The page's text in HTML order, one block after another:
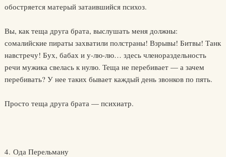
обостряется матерый затаившийся психоз.
Вы, как теща друга брата, выслушать меня должны:
сомалийские пираты захватили полстраны! Взрывы! Битвы! Танк
навстречу! Бух, бабах и у-лю-лю… здесь членораздельность
речи мужика свелась к нулю. Теща не перебивает — а зачем
перебивать? У нее таких бывает каждый день звонков по пять.
Просто теща друга брата — психиатр.
4. Ода Перельману